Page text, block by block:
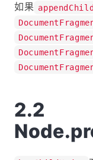
如果